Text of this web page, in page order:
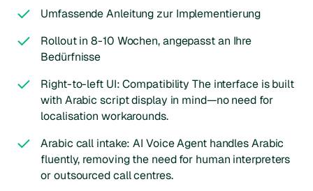
Umfassende Anleitung zur Implementierung
Rollout in 8-10 Wochen, angepasst an Ihre
Bedürfnisse
Right-to-left UI: Compatibility The interface is built
with Arabic script display in mind—no need for
localisation workarounds.
Arabic call intake: AI Voice Agent handles Arabic
fluently, removing the need for human interpreters
or outsourced call centres.